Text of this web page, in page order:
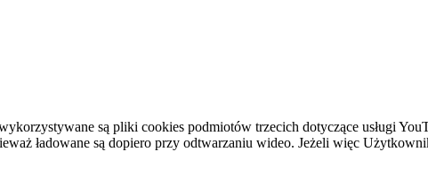
są pliki cookies podmiotów trzecich dotyczące usługi
ładowane są dopiero przy odtwarzaniu wideo. Jeżeli więc